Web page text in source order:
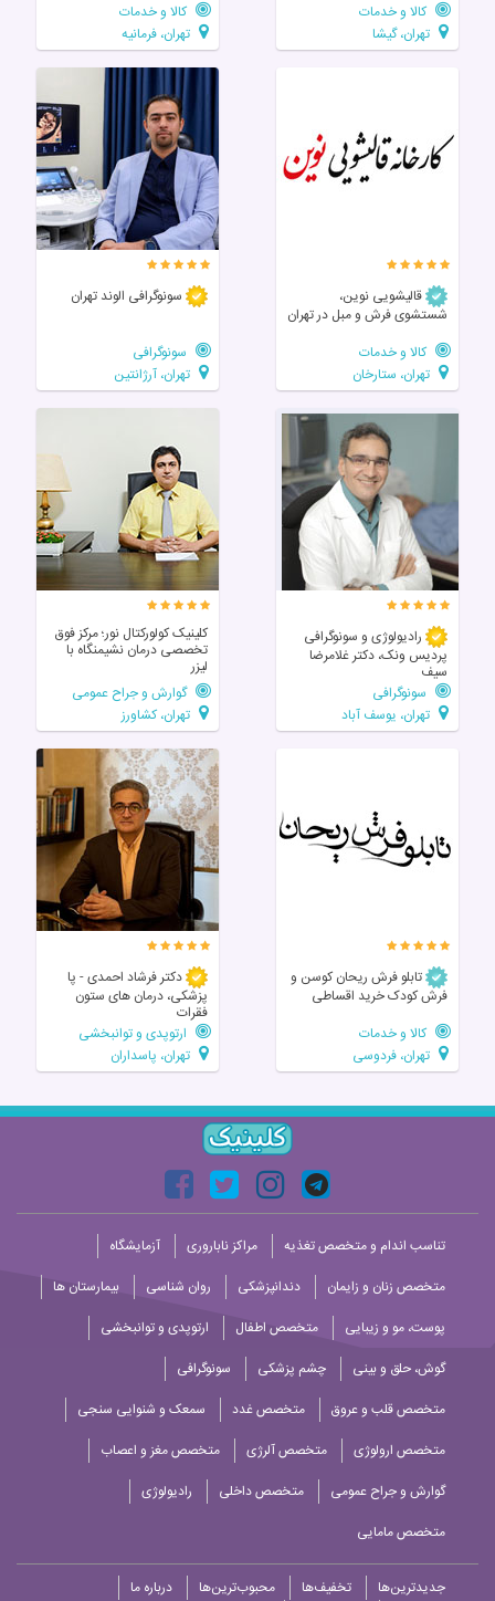
کالا و خدمات
تهران، گیشا
کالا و خدمات
تهران، فرمانیه
قالیشویی نوین،
شستشوی فرش و مبل در تهران
کالا و خدمات
تهران، ستارخان
سونوگرافی الوند تهران
سونوگرافی
تهران، آرژانتین
رادیولوژی و سونوگرافی
پردیس ونک، دکتر غلامرضا
سیف
سونوگرافی
تهران، یوسف آباد
کلینیک کولورکتال نور؛ مرکز فوق‌
تخصصی درمان نشیمنگاه با
لیزر
گوارش و جراح عمومی
تهران، کشاورز
تابلو فرش ریحان کوسن و
فرش کودک خرید اقساطی
کالا و خدمات
تهران، فردوسی
دکتر فرشاد احمدی - پا
پزشکی، درمان های ستون
فقرات
ارتوپدی و توانبخشی
تهران، پاسداران
تناسب اندام و متخصص تغذیه مراکز ناباروری
آزمایشگاه
متخصص زنان و زایمان
دندانپزشکی روان شناسی
بیمارستان ها
پوست، مو و زیبایی
متخصص اطفال
ارتوپدی و توانبخشی
گوش، حلق و بینی
چشم پزشکی
سونوگرافی
متخصص قلب و عروق
متخصص غدد
سمعک و شنوایی سنجی
متخصص ارولوژی
متخصص آلرژی
متخصص مغز و اعصاب
گوارش و جراح عمومی
متخصص داخلی
رادیولوژی
متخصص مامایی
جدیدترین‌ها تخفیف‌ها محبوب‌ترین‌ها درباره ما